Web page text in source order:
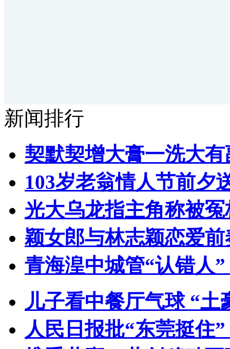
新闻排行
契默契增大膏一洗大
103岁老翁情人节前夕
光大乌龙指主角称被
颖女郎与林志颖恋爱
青海湟中城管“认错人
儿子看中餐厅气球 “土
人民日报批“东莞挺住